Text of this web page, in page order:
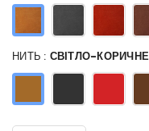
НИТЬ : СВІТЛО-